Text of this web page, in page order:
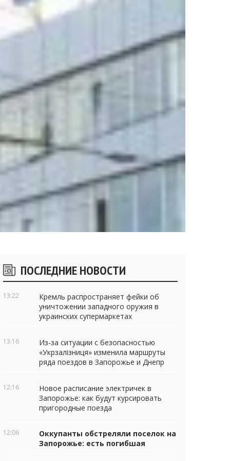
Боковые
виджеты
ПОСЛЕДНИЕ НОВОСТИ
13:22
Кремль распространяет фейки об
уничтожении западного оружия в
украинских супермаркетах
13:16
Из-за ситуации с безопасностью
«Укрзалізниця» изменила маршруты
ряда поездов в Запорожье и Днепр
12:16
Новое расписание электричек в
Запорожье: как будут курсировать
пригородные поезда
12:06
Оккупанты обстреляли поселок на
Запорожье: есть погибшая